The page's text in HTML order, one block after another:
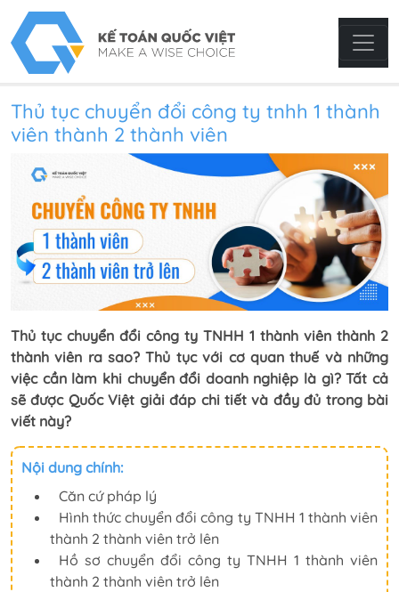
Thủ tục chuyển đổi công ty tnhh 1 thành
viên thành 2 thành viên
Thủ tục chuyển đổi công ty TNHH 1 thành viên thành 2
thành viên ra sao? Thủ tục với cơ quan thuế và những
việc cần làm khi chuyển đổi doanh nghiệp là gì? Tất cả
sẽ được Quốc Việt giải đáp chi tiết và đầy đủ trong bài
viết này?
Nội dung chính:
Căn cứ pháp lý
Hình thức chuyển đổi công ty TNHH 1 thành viên
thành 2 thành viên trở lên
Hồ sơ chuyển đổi công ty TNHH 1 thành viên
thành 2 thành viên trở lên